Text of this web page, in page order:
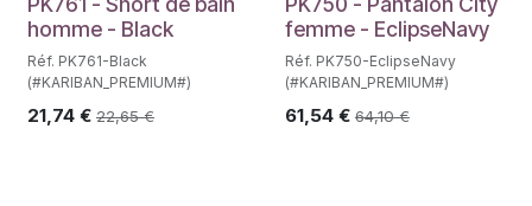
homme - Black
Réf. PK761-Black
(#KARIBAN_PREMIUM#)
21,74 € 22,65€
femme - EclipseNavy
Réf. PK750-EclipseNavy
(#KARIBAN_PREMIUM#)
61,54€ 64,10€